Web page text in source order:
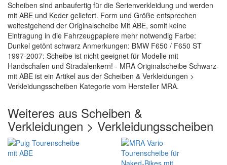
Scheiben sind anbaufertig für die Serienverkleidung und werden
mit ABE und Keder geliefert. Form und Größe entsprechen
weitestgehend der Originalscheibe Mit ABE, somit keine
Eintragung in die Fahrzeugpapiere mehr notwendig Farbe:
Dunkel getönt schwarz Anmerkungen: BMW F650 / F650 ST
1997-2007: Scheibe ist nicht geeignet für Modelle mit
Handschalen und Stradalenkern! - MRA Originalscheibe Schwarz-
mit ABE ist ein Artikel aus der Scheiben & Verkleidungen >
Verkleidungsscheiben Kategorie vom Hersteller MRA.
Weiteres aus Scheiben &
Verkleidungen > Verkleidungsscheiben